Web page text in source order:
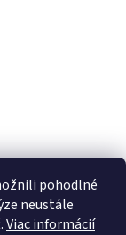
pohodlné
neustále
Viac informácií